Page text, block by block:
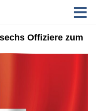
Offiziere zum